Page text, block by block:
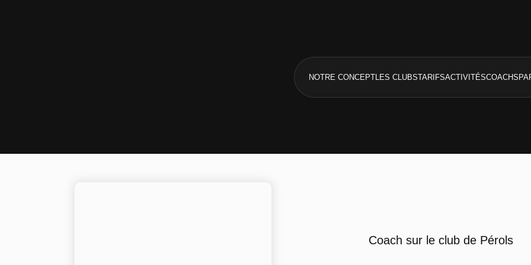
NOTRE CONCEPTLES CLUBSTARIFSACTIVITÉSCOACHS
Coach sur le club de Pérols